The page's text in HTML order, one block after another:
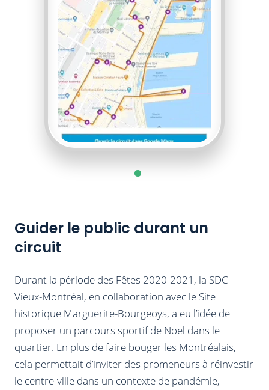
Guider le public durant un
circuit
Durant la période des Fêtes 2020-2021, la SDC
Vieux-Montréal, en collaboration avec le Site
historique Marguerite-Bourgeoys, a eu l’idée de
proposer un parcours sportif de Noël dans le
quartier. En plus de faire bouger les Montréalais,
cela permettait d’inviter des promeneurs à réinvestir
le centre-ville dans un contexte de pandémie,